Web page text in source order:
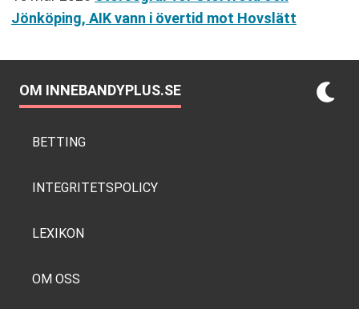
Jönköping, AIK vann i övertid mot Hovslätt
OM INNEBANDYPLUS.SE
BETTING
INTEGRITETSPOLICY
LEXIKON
OM OSS